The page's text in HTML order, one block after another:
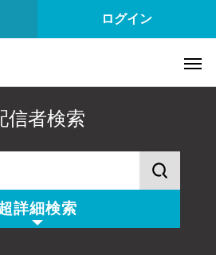
ログイン
信者検索
詳細検索